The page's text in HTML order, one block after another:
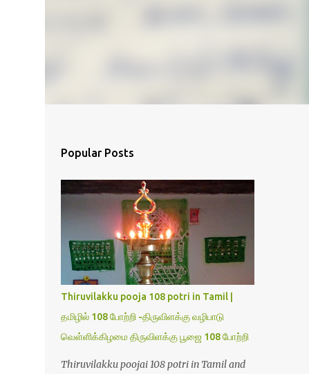
Popular Posts
Thiruvilakku pooja 108 potri in Tamil |
தமிழில் 108 போற்றி -திருவிளக்கு வழிபாடு
வெள்ளிக்கிழமை திருவிளக்கு பூஜை 108 போற்றி
Thiruvilakku poojai 108 potri in Tamil and